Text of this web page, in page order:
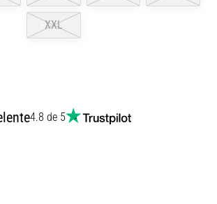
XXL
4.8 de 5